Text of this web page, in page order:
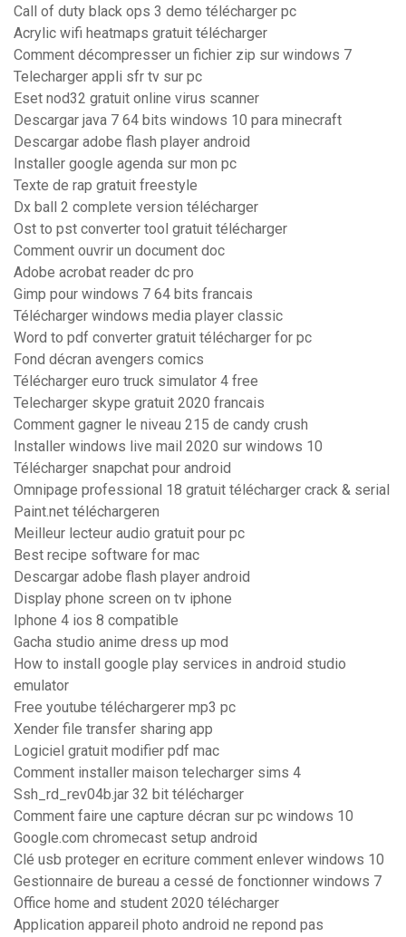
Call of duty black ops 3 demo télécharger pc
Acrylic wifi heatmaps gratuit télécharger
Comment décompresser un fichier zip sur windows 7
Telecharger appli sfr tv sur pc
Eset nod32 gratuit online virus scanner
Descargar java 7 64 bits windows 10 para minecraft
Descargar adobe flash player android
Installer google agenda sur mon pc
Texte de rap gratuit freestyle
Dx ball 2 complete version télécharger
Ost to pst converter tool gratuit télécharger
Comment ouvrir un document doc
Adobe acrobat reader dc pro
Gimp pour windows 7 64 bits francais
Télécharger windows media player classic
Word to pdf converter gratuit télécharger for pc
Fond décran avengers comics
Télécharger euro truck simulator 4 free
Telecharger skype gratuit 2020 francais
Comment gagner le niveau 215 de candy crush
Installer windows live mail 2020 sur windows 10
Télécharger snapchat pour android
Omnipage professional 18 gratuit télécharger crack & serial
Paint.net téléchargeren
Meilleur lecteur audio gratuit pour pc
Best recipe software for mac
Descargar adobe flash player android
Display phone screen on tv iphone
Iphone 4 ios 8 compatible
Gacha studio anime dress up mod
How to install google play services in android studio
emulator
Free youtube téléchargerer mp3 pc
Xender file transfer sharing app
Logiciel gratuit modifier pdf mac
Comment installer maison telecharger sims 4
Ssh_rd_rev04b.jar 32 bit télécharger
Comment faire une capture décran sur pc windows 10
Google.com chromecast setup android
Clé usb proteger en ecriture comment enlever windows 10
Gestionnaire de bureau a cessé de fonctionner windows 7
Office home and student 2020 télécharger
Application appareil photo android ne repond pas